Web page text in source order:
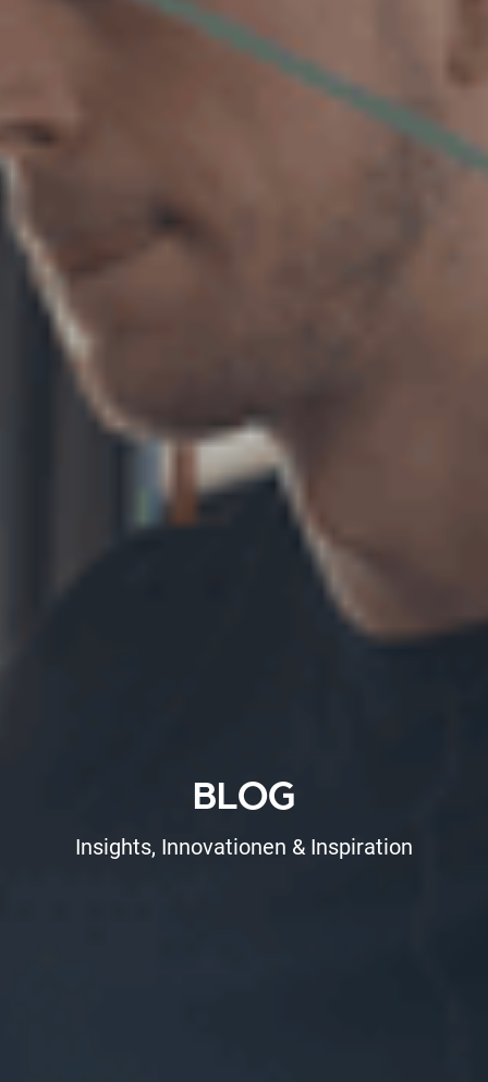
BLOG
Insights, Innovationen & Inspiration